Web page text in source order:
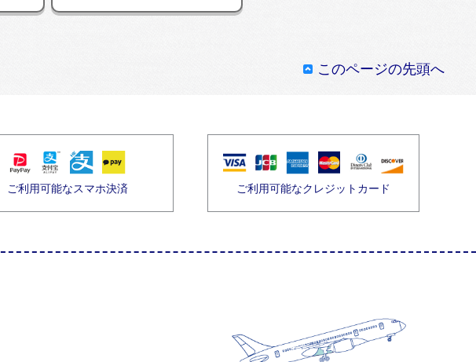
このページの先頭へ
ご利用可能なスマホ決済 ご利用可能なクレジットカード